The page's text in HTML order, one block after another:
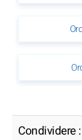
Condividere :